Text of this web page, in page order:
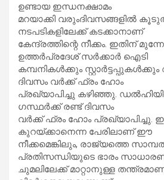
ഉണ്ടായ ഇന്ധനക്ഷാമം
മറയാക്കി വരുംദിവസങ്ങളിൽ
നടപടികളിലേക്ക് കടക്കാനാണ്
കേന്ദ്രത്തിന്റെ നീക്കം. ഇതിന്
ഉത്തർപ്രദേശ് സർക്കാർ ഐടി
കമ്പനികൾക്കും
ദിവസം വർക്ക് ഫ്രം ഹോം
പ്രഖ്യാപിച്ചു കഴിഞ്ഞു.
ഗസ്ഥർക്ക് രണ്ട് ദിവസം
വർക്ക് ഫ്രം ഹോം പ്രഖ്യാപിച്ചു.
കുറയ്ക്കാനെന്ന പേരിലാണ് ഈ
നീക്കമെങ്കിലും, രാജ്യത്തെ
പ്രതിസന്ധിയുടെ ഭാരം
ചുമലിലേക്ക് മാറ്റാനുള്ള